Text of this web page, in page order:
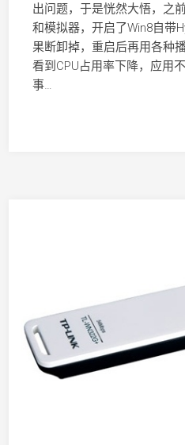
出问题，于是恍然大悟，之
和模拟器，开启了Win8自带
果断卸掉，重启后再用各种
看到CPU占用率下降，应用
事…